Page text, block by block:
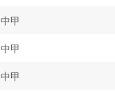
中甲
中甲
中甲